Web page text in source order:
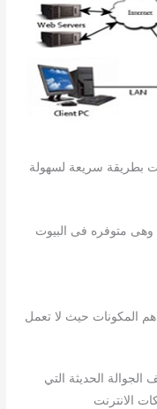
بطريقة سريعة لسهولة
وهى متوفره فى البيوت
المكونات حيث لا تعمل
الحديثة التي
الانترنت